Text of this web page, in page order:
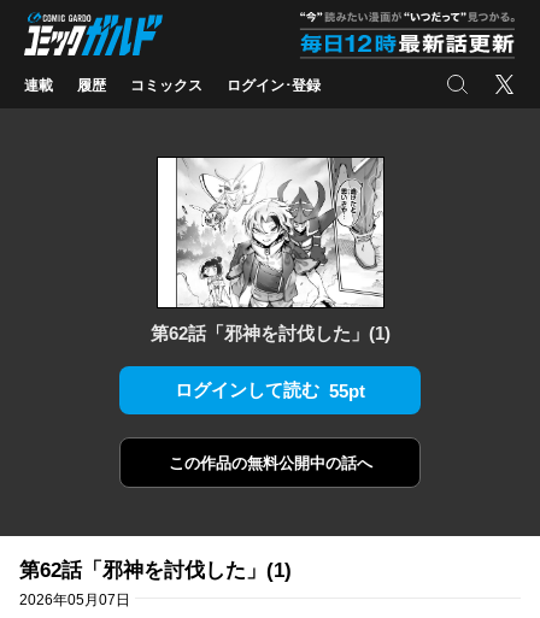
コミックガルド
連載 履歴 コミックス ログイン･登録 検索 X
第62話「邪神を討伐した」(1)
ログインして読む 55pt
この作品の無料公開中の話へ
第62話「邪神を討伐した」(1)
2026年05月07日